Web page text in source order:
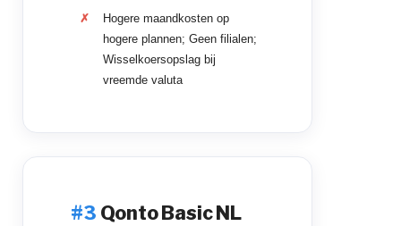
Hogere maandkosten op
hogere plannen; Geen filialen;
Wisselkoersopslag bij
vreemde valuta
Qonto Basic NL